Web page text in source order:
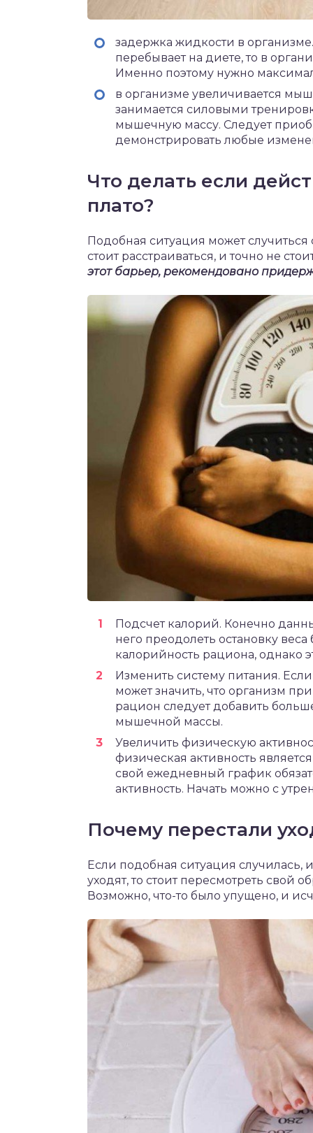
задержка жидкости в
перебывает на диете, то в
Именно поэтому нужно
в организме увеличивается
занимается силовыми
мышечную массу. Следует
демонстрировать любые
Что делать если
плато?
Подобная ситуация может
стоит расстраиваться, и точно не
этот барьер, рекомендовано
Подсчет калорий. Конечно
него преодолеть остановку
калорийность рациона, однако
Изменить систему питания. Если
может значить, что организм
рацион следует добавить
мышечной массы.
Увеличить физическую
физическая активность
свой ежедневный график
активность. Начать можно с
Почему перестали
Если подобная ситуация
уходят, то стоит пересмотреть свой
Возможно, что-то было упущено, и